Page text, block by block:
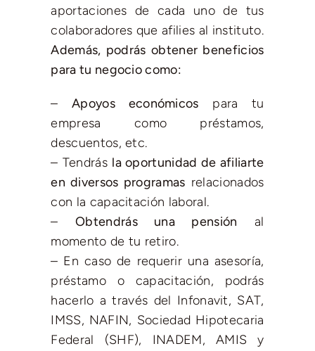
aportaciones de cada uno de tus
colaboradores que afilies al instituto.
Además, podrás obtener beneficios
para tu negocio como:
–Apoyos económicos para tu
empresa como préstamos,
descuentos, etc.
– Tendrás la oportunidad de afiliarte
en diversos programas relacionados
con la capacitación laboral.
– Obtendrás una pensión al
momento de tu retiro.
– En caso de requerir una asesoría,
préstamo o capacitación, podrás
hacerlo a través del Infonavit, SAT,
IMSS, NAFIN, Sociedad Hipotecaria
Federal (SHF), INADEM, AMIS y